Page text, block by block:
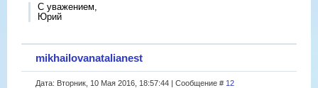
С уважением,
Юрий
mikhailovanatalianest
Дата: Вторник, 10 Мая 2016, 18:57:44 | Сообщение # 12